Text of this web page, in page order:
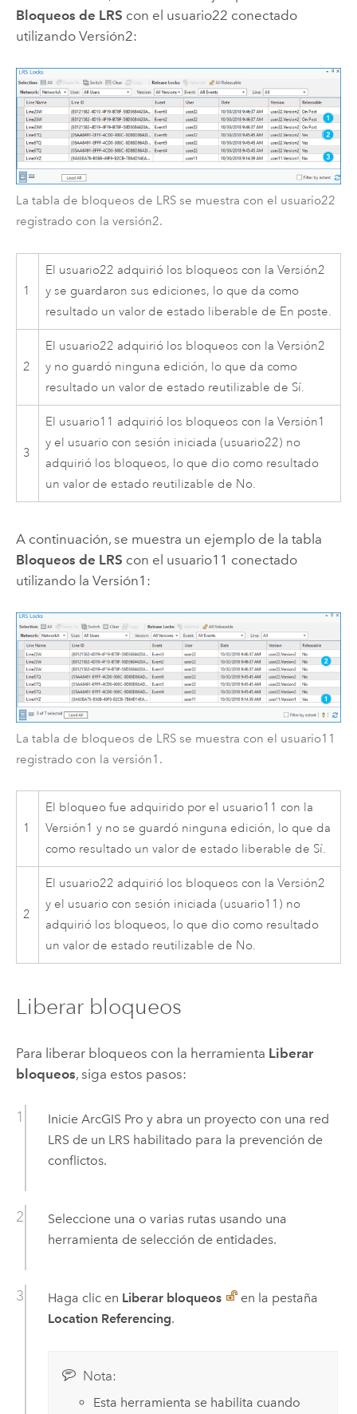
Bloqueos de LRS con el usuario22 conectado
utilizando Versión2:
La tabla de bloqueos de LRS se muestra con el usuario22
registrado con la versión2.
1
El usuario22 adquirió los bloqueos con la Versión2
y se guardaron sus ediciones, lo que da como
resultado un valor de estado liberable de En poste.
2
El usuario22 adquirió los bloqueos con la Versión2
y no guardó ninguna edición, lo que da como
resultado un valor de estado reutilizable de Sí.
3
El usuario11 adquirió los bloqueos con la Versión1
y el usuario con sesión iniciada (usuario22) no
adquirió los bloqueos, lo que dio como resultado
un valor de estado reutilizable de No.
A continuación, se muestra un ejemplo de la tabla
Bloqueos de LRS con el usuario11 conectado
utilizando la Versión1:
La tabla de bloqueos de LRS se muestra con el usuario11
registrado con la versión1.
1
El bloqueo fue adquirido por el usuario11 con la
Versión1 y no se guardó ninguna edición, lo que da
como resultado un valor de estado liberable de Sí.
2
El usuario22 adquirió los bloqueos con la Versión2
y el usuario con sesión iniciada (usuario11) no
adquirió los bloqueos, lo que dio como resultado
un valor de estado reutilizable de No.
Liberar bloqueos
Para liberar bloqueos con la herramienta Liberar
bloqueos, siga estos pasos:
Inicie ArcGIS Pro y abra un proyecto con una red
LRS de un LRS habilitado para la prevención de
conflictos.
Seleccione una o varias rutas usando una
herramienta de selección de entidades.
Haga clic en Liberar bloqueos
en la pestaña
Location Referencing.
Nota:
Esta herramienta se habilita cuando